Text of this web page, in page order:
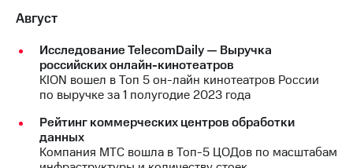
Август
Исследование TelecomDaily — Выручка
российских онлайн-кинотеатров
KION вошел в Топ 5 он-лайн кинотеатров России
по выручке за 1 полугодие 2023 года
Рейтинг коммерческих центров обработки
данных
Компания МТС вошла в Топ-5 ЦОДов по масштабам